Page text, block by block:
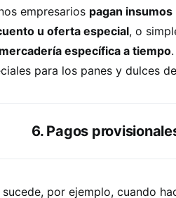
empresarios pagan
u oferta especial, o
específica a tiempo
para los panes y dulces
6. Pagos
sucede, por ejemplo, cuando